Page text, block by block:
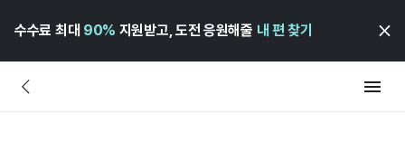
수수료 최대 90% 지원받고, 도전 응원해줄 내 편 찾기